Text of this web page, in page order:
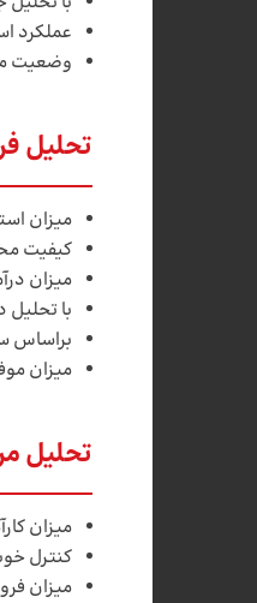
عملکرد
وضعیت
تحلیل
میزان
کیفیت
میزان
با تحلیل
براساس
میزان
تحلیل
میزان
کنترل
میزان